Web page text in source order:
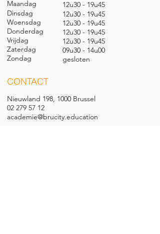
Maandag
Dinsdag
Woensdag
Donderdag
Vrijdag
Zaterdag
Zondag
12u30 - 19u45
12u30 - 19u45
12u30 - 19u45
12u30 - 19u45
12u30 - 19u45
09u30 - 14u00
gesloten
CONTACT
Nieuwland 198, 1000 Brussel
02 279 57 12
academie@brucity.education